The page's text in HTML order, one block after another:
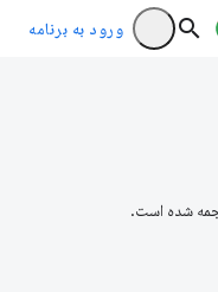
ورود به برنامه
شده است.